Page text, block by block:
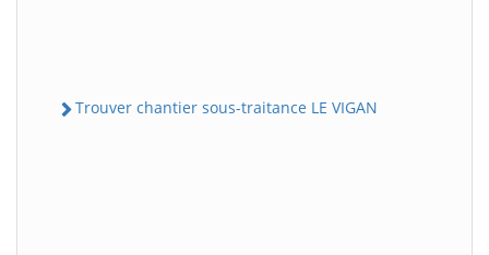
Trouver chantier sous-traitance LE VIGAN